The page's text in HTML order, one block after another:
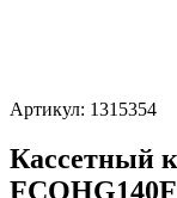
Артикул: 1315354
Кассетный